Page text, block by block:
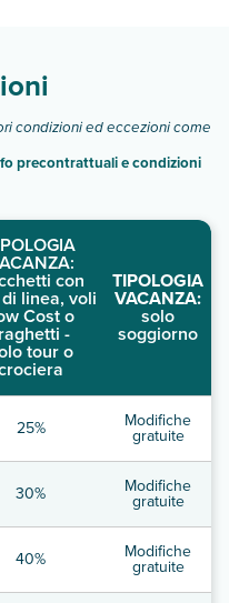
condizioni ed eccezioni come
precontrattuali e condizioni
con
linea, voli
Cost o
-
tour o
TIPOLOGIA
VACANZA:
solo
soggiorno
25% Modifiche
gratuite
30% Modifiche
gratuite
40% Modifiche
gratuite